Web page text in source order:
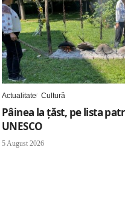
Actualitate Cultură
Pâinea la țăst, pe lista
UNESCO
5 August 2026